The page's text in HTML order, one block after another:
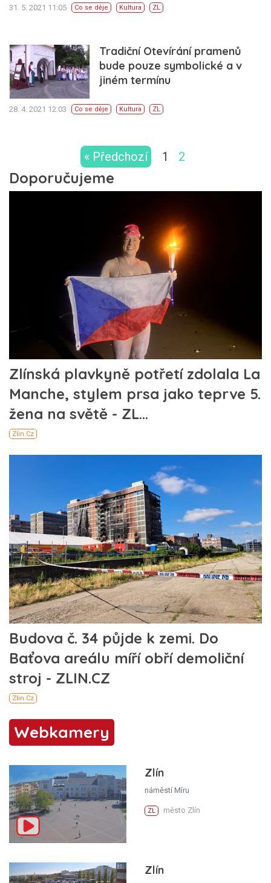
31. 5. 2021 11:05 Co se děje Kultura ZL
Tradiční Otevírání pramenů
bude pouze symbolické a v
jiném termínu
28. 4. 2021 12:03 Co se děje Kultura ZL
« Předchozí 1 2
Webkamery
Zlín
náměstí Míru
ZL město Zlín
Zlín